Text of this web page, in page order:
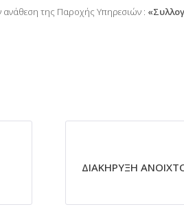
ανάθεση της Παροχής Υπηρεσιών :
ΔΙΑΚΗΡΥΞΗ